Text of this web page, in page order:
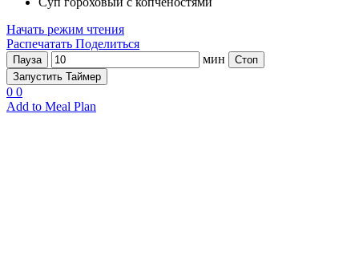
Начать режим чтения
Распечатать Поделиться
Пауза мин
Стоп
Запустить Таймер
0 0
Add to Meal Plan